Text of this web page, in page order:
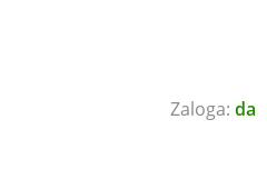
da